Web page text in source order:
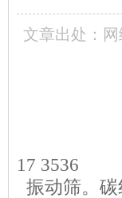
文章出处：网
17 3536
振动筛。 碳